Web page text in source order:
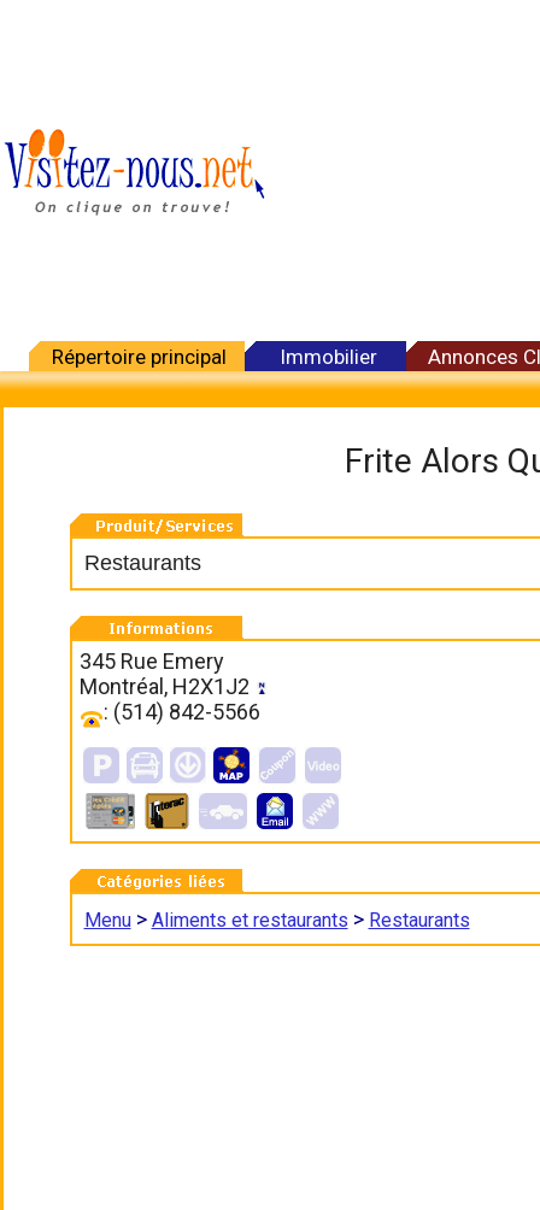
Répertoire principal Immobilier Annonces
Frite Alors
Restaurants
345 Rue Emery
Montréal, H2X1J2
: (514) 842-5566
Menu> Aliments et restaurants > Restaurants